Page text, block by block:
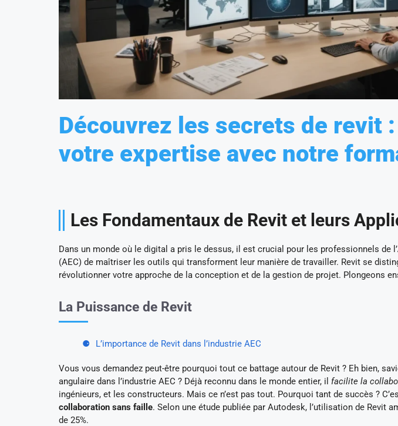
Découvrez les secrets de revit
votre expertise avec notre
Les Fondamentaux de Revit et leurs
Dans un monde où le digital a pris le dessus, il est crucial pour les professionnels de l’
(AEC) de maîtriser les outils qui transforment leur manière de travailler. Revit se
révolutionner votre approche de la conception et de la gestion de projet. Plongeons
La Puissance de Revit
L’importance de Revit dans l’industrie AEC
Vous vous demandez peut-être pourquoi tout ce battage autour de Revit ? Eh bien,
angulaire dans l’industrie AEC ? Déjà reconnu dans le monde entier, il facilite la
ingénieurs, et les constructeurs. Mais ce n’est pas tout. Pourquoi tant de succès ?
collaboration sans faille. Selon une étude publiée par Autodesk, l’utilisation de Revit
de 25%.